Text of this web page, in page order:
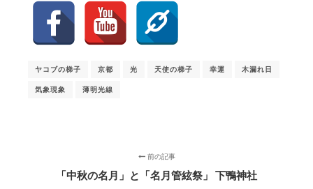
ヤコブの梯子 京都 光 天使の梯子 幸運 木漏れ日
気象現象 薄明光線
前の記事
「中秋の名月」と「名月管絃祭」 下鴨神社